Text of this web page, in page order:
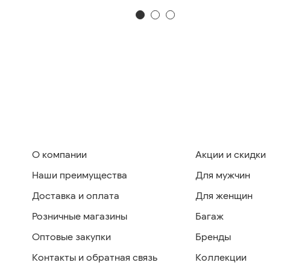
О компании
Наши преимущества
Доставка и оплата
Розничные магазины
Оптовые закупки
Контакты и обратная связь
Акции и скидки
Для мужчин
Для женщин
Багаж
Бренды
Коллекции